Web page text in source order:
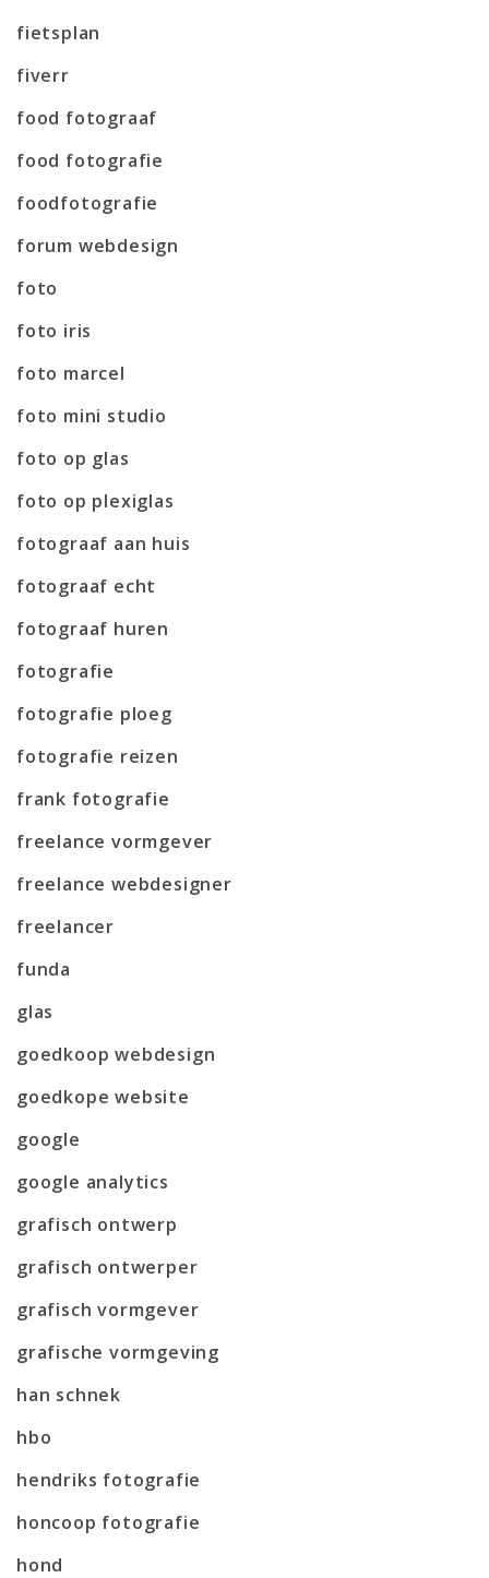
fietsplan
fiverr
food fotograaf
food fotografie
foodfotografie
forum webdesign
foto
foto iris
foto marcel
foto mini studio
foto op glas
foto op plexiglas
fotograaf aan huis
fotograaf echt
fotograaf huren
fotografie
fotografie ploeg
fotografie reizen
frank fotografie
freelance vormgever
freelance webdesigner
freelancer
funda
glas
goedkoop webdesign
goedkope website
google
google analytics
grafisch ontwerp
grafisch ontwerper
grafisch vormgever
grafische vormgeving
han schnek
hbo
hendriks fotografie
honcoop fotografie
hond